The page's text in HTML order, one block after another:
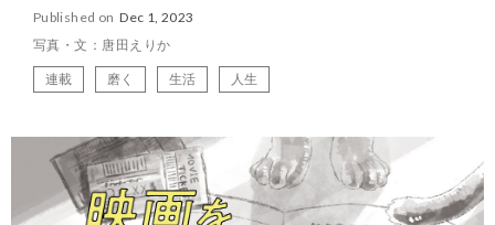
Published on Dec 1, 2023
写真・文：唐田えりか
連載 磨く 生活 人生